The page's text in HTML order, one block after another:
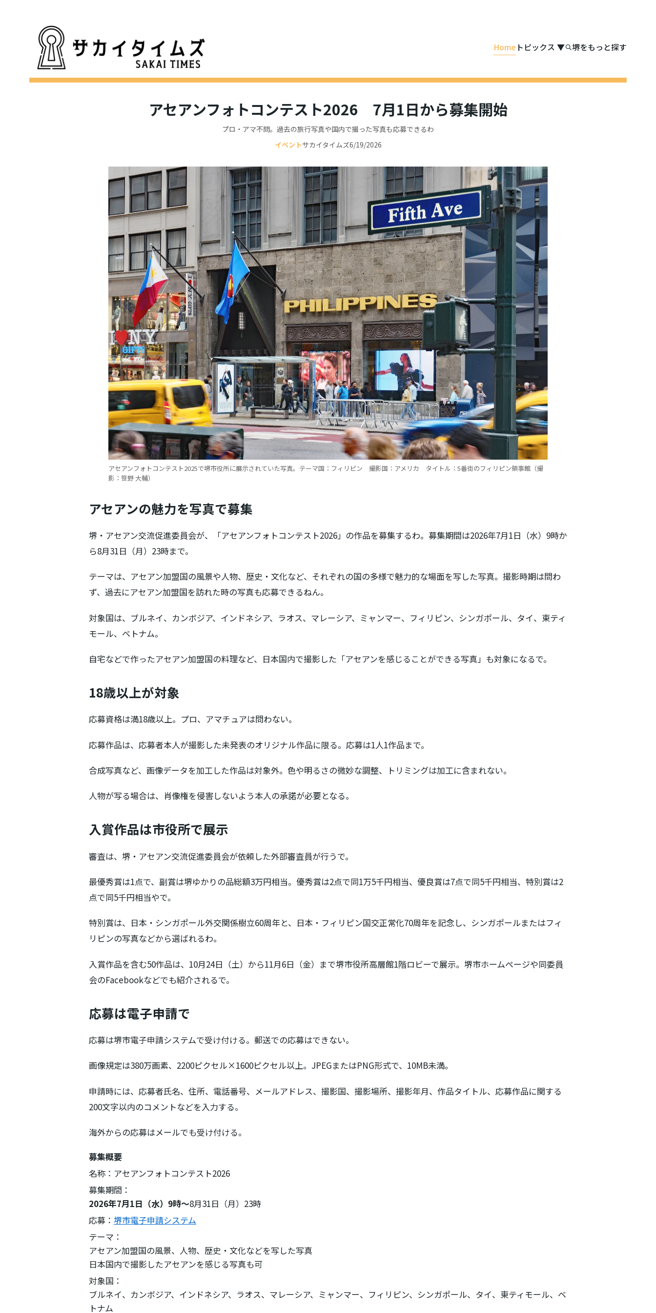
Home トピックス ▼ 堺をもっと探す
アセアンフォトコンテスト2026 7月1日から募集開始
プロ・アマ不問。過去の旅行写真や国内で撮った写真も応募できるわ
イベントサカイタイムズ6/19/2026
アセアンフォトコンテスト2025で堺市役所に展示されていた写真。テーマ国：フィリピン 撮影国：アメリカ タイトル：5番街のフィリピン領事館（撮
影：笹野 大輔）
アセアンの魅力を写真で募集
堺・アセアン交流促進委員会が、「アセアンフォトコンテスト2026」の作品を募集するわ。募集期間は2026年7月1日（水）9時か
ら8月31日（月）23時まで。
テーマは、アセアン加盟国の風景や人物、歴史・文化など、それぞれの国の多様で魅力的な場面を写した写真。撮影時期は問わ
ず、過去にアセアン加盟国を訪れた時の写真も応募できるねん。
対象国は、ブルネイ、カンボジア、インドネシア、ラオス、マレーシア、ミャンマー、フィリピン、シンガポール、タイ、東ティ
モール、ベトナム。
自宅などで作ったアセアン加盟国の料理など、日本国内で撮影した「アセアンを感じることができる写真」も対象になるで。
18歳以上が対象
応募資格は満18歳以上。プロ、アマチュアは問わない。
応募作品は、応募者本人が撮影した未発表のオリジナル作品に限る。応募は1人1作品まで。
合成写真など、画像データを加工した作品は対象外。色や明るさの微妙な調整、トリミングは加工に含まれない。
人物が写る場合は、肖像権を侵害しないよう本人の承諾が必要となる。
入賞作品は市役所で展示
審査は、堺・アセアン交流促進委員会が依頼した外部審査員が行うで。
最優秀賞は1点で、副賞は堺ゆかりの品総額3万円相当。優秀賞は2点で同1万5千円相当、優良賞は7点で同5千円相当、特別賞は2
点で同5千円相当やで。
特別賞は、日本・シンガポール外交関係樹立60周年と、日本・フィリピン国交正常化70周年を記念し、シンガポールまたはフィ
リピンの写真などから選ばれるわ。
入賞作品を含む50作品は、10月24日（土）から11月6日（金）まで堺市役所高層館1階ロビーで展示。堺市ホームページや同委員
会のFacebookなどでも紹介されるで。
応募は電子申請で
応募は堺市電子申請システムで受け付ける。郵送での応募はできない。
画像規定は380万画素、2200ピクセル×1600ピクセル以上。JPEGまたはPNG形式で、10MB未満。
申請時には、応募者氏名、住所、電話番号、メールアドレス、撮影国、撮影場所、撮影年月、作品タイトル、応募作品に関する
200文字以内のコメントなどを入力する。
海外からの応募はメールでも受け付ける。
募集概要
名称：アセアンフォトコンテスト2026
募集期間：
2026年7月1日（水）9時～8月31日（月）23時
応募： 堺市電子申請システム
テーマ：
アセアン加盟国の風景、人物、歴史・文化などを写した写真
日本国内で撮影したアセアンを感じる写真も可
対象国：
ブルネイ、カンボジア、インドネシア、ラオス、マレーシア、ミャンマー、フィリピン、シンガポール、タイ、東ティモール、ベ
トナム